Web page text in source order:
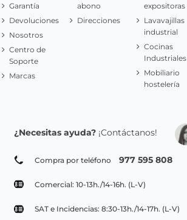
Garantía
Devoluciones
Nosotros
Centro de
Soporte
Marcas
abono
Direcciones
expositoras
Lavavajillas
industrial
Cocinas
Industriales
Mobiliario
hostelería
¿Necesitas ayuda? ¡Contáctanos!
Compra por teléfono 977 595 808
Comercial: 10-13h./14-16h. (L-V)
SAT e Incidencias: 8:30-13h./14-17h. (L-V)